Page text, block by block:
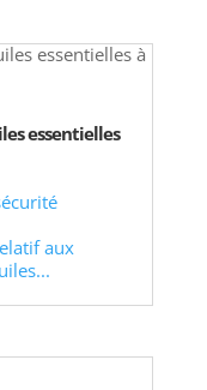
essentielles
aux